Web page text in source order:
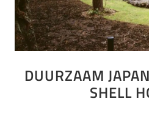
DUURZAAM
SHELL